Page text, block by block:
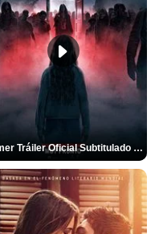
Primer Tráiler Oficial Subtitulado de 'La Noche Del Demonio: Están Entre Nosotros'